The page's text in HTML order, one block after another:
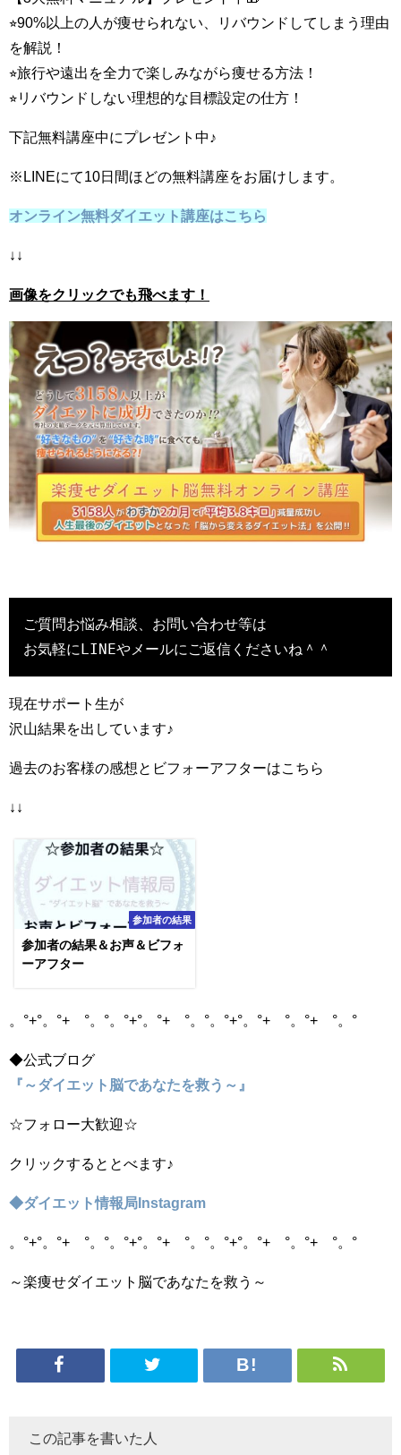
⭐︎90%以上の人が痩せられない、リバウンドしてしまう理由
を解説！
⭐︎旅行や遠出を全力で楽しみながら痩せる方法！
⭐︎リバウンドしない理想的な目標設定の仕方！
下記無料講座中にプレゼント中♪
※LINEにて10日間ほどの無料講座をお届けします。
オンライン無料ダイエット講座はこちら
↓↓
画像をクリックでも飛べます！
ご質問お悩み相談、お問い合わせ等は
お気軽にLINEやメールにご返信くださいね＾＾
現在サポート生が
沢山結果を出しています♪
過去のお客様の感想とビフォーアフターはこちら
↓↓
参加者の結果
参加者の結果＆お声＆ビフォ
ーアフター
。°+°。°+ °。°。°+°。°+ °。°。°+°。°+ °。°+ °。°
◆公式ブログ
『～ダイエット脳であなたを救う～』
☆フォロー大歓迎☆
クリックするととべます♪
◆ダイエット情報局Instagram
。°+°。°+ °。°。°+°。°+ °。°。°+°。°+ °。°+ °。°
～楽痩せダイエット脳であなたを救う～
この記事を書いた人